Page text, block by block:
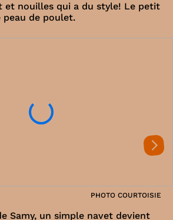
et nouilles qui a du style! Le petit
de poulet.
PHOTO COURTOISIE
Samy, un simple navet devient